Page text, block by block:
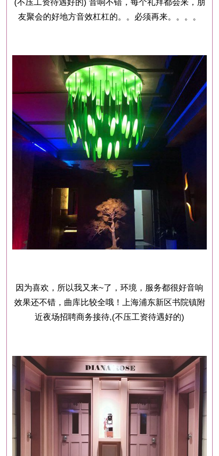
(不压工资待遇好的) 音响不错，每个礼拜都会来，朋
友聚会的好地方音效杠杠的。。必须再来。。。。
因为喜欢，所以我又来~了，环境，服务都很好音响
效果还不错，曲库比较全哦！上海浦东新区书院镇附
近夜场招聘商务接待,(不压工资待遇好的)